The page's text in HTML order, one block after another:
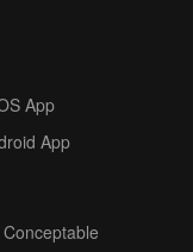
Conceptable